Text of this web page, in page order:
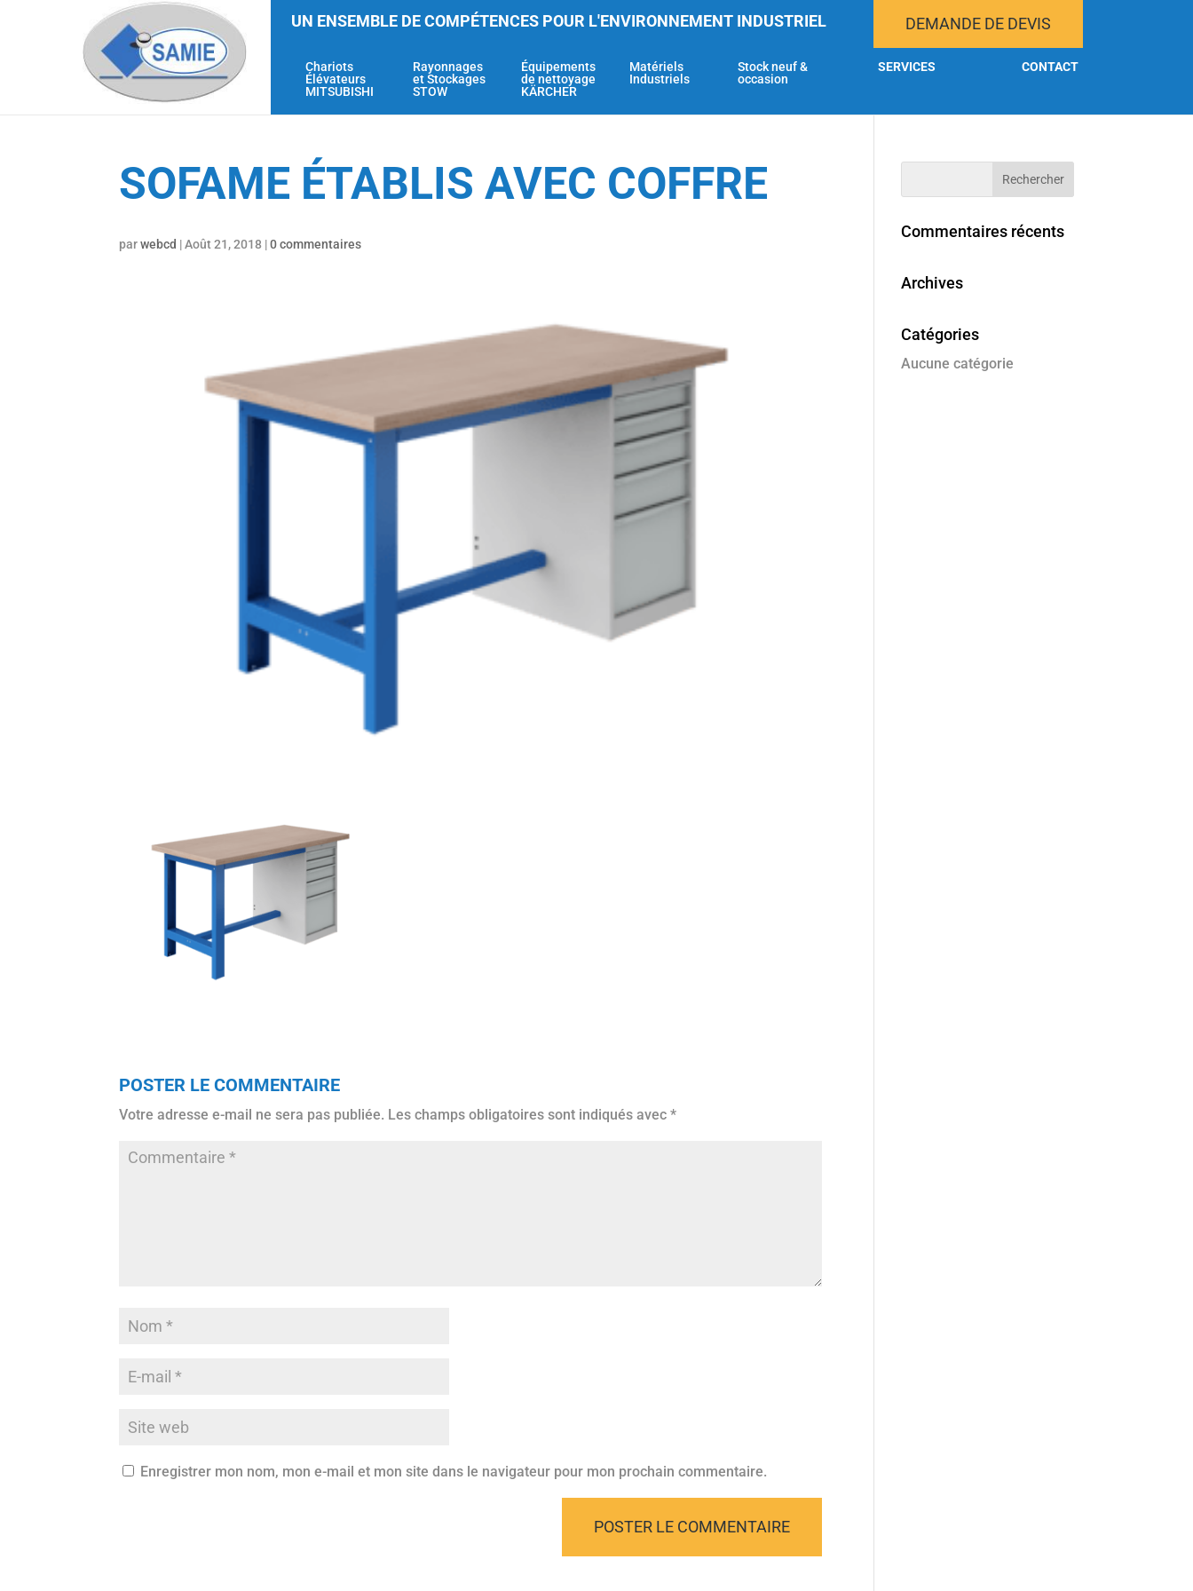
SERVICES
DEMANDE DE DEVIS
CONTACT
UN ENSEMBLE DE COMPÉTENCES POUR L'ENVIRONNEMENT INDUSTRIEL
Chariots
Élévateurs
MITSUBISHI
Rayonnages
et Stockages
STOW
Équipements
de nettoyage
KÄRCHER
Matériels
Industriels
Stock neuf &
occasion
SOFAME ÉTABLIS AVEC COFFRE
parwebcd |Août 21, 2018 |0 commentaires
POSTER LE COMMENTAIRE
Votre adresse e-mail ne sera pas publiée. Les champs obligatoires sont indiqués avec*
Enregistrer mon nom, mon e-mail et mon site dans le navigateur pour mon prochain commentaire.
Commentaires récents
Archives
Catégories
Aucune catégorie